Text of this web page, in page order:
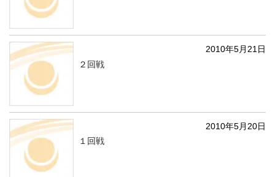
2010年5月21日
２回戦
2010年5月20日
１回戦